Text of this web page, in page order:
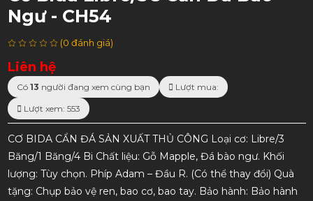
Ngư - CH54
(0 đánh giá)
Liên hệ
Có 13 người đang xem cùng bạn Lượt mua:
Lượt xem: 553
CƠ BIDA CẨN ĐÁ SẢN XUẤT THỦ CÔNG Loại cơ: Libre/3
Băng/1 Băng/4 Bi Chất liệu: Gỗ Mapple, Đá bào ngư. Khối
lượng: Tùy chọn. Phíp Adam – Đầu R. (Có thể thay đổi) Quà
tặng: Chụp bảo vệ ren, bao cơ, bao tay. Bảo hành: Bảo hành